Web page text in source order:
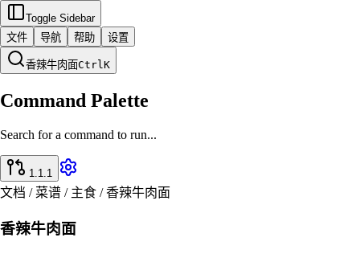
Toggle Sidebar
文件
导航 帮助 设置
香辣牛肉面CtrlK
Command Palette
Search for a command to run...
1.1.1
文档 / 菜谱 / 主食 / 香辣牛肉面
香辣牛肉面